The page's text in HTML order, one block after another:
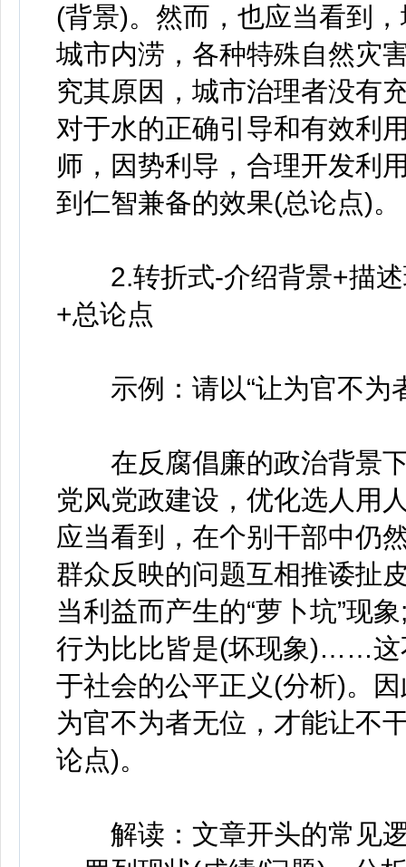
(背景)。然而，也应当看到
城市内涝，各种特殊自然灾
究其原因，城市治理者没有
对于水的正确引导和有效利
师，因势利导，合理开发利
到仁智兼备的效果(总论点)。
2.转折式-介绍背景+描述
+总论点
示例：请以“让为官不为
在反腐倡廉的政治背景下
党风党政建设，优化选人用
应当看到，在个别干部中仍
群众反映的问题互相推诿扯
当利益而产生的“萝卜坑”现象
行为比比皆是(坏现象)……这
于社会的公平正义(分析)。
为官不为者无位，才能让不
论点)。
解读：文章开头的常见逻